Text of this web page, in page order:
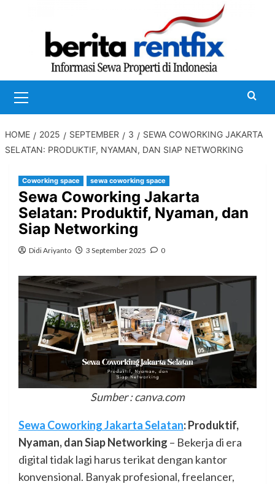
Menu
HOME 2025 SEPTEMBER 3
SEWA COWORKING JAKARTA
SELATAN: PRODUKTIF, NYAMAN, DAN SIAP NETWORKING
Coworking space sewa coworking space
Sewa Coworking Jakarta
Selatan: Produktif, Nyaman, dan
Siap Networking
Didi Ariyanto 3 September 2025 0
Sumber : canva.com
Sewa Coworking Jakarta Selatan: Produktif,
Nyaman, dan Siap Networking – Bekerja di era
digital tidak lagi harus terikat dengan kantor
konvensional. Banyak profesional, freelancer,